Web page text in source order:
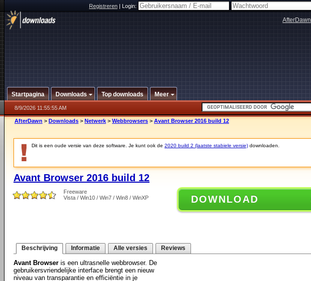
Registreren|Login:
AfterDawn
Startpagina Downloads Top downloads Meer
8/9/2026 11:55:55 AM
AfterDawn > Downloads > Netwerk > Webbrowsers > Avant Browser 2016 build 12
Dit is een oude versie van deze software. Je kunt ook de 2020 build 2 (laatste stabiele versie) downloaden.
Avant Browser 2016 build 12
Freeware
Vista / Win10 / Win7 / Win8 / WinXP
DOWNLOAD
Beschrijving Informatie Alle versies Reviews
Avant Browser is een ultrasnelle webbrowser. De
gebruikersvriendelijke interface brengt een nieuw
niveau van transparantie en efficiëntie in je